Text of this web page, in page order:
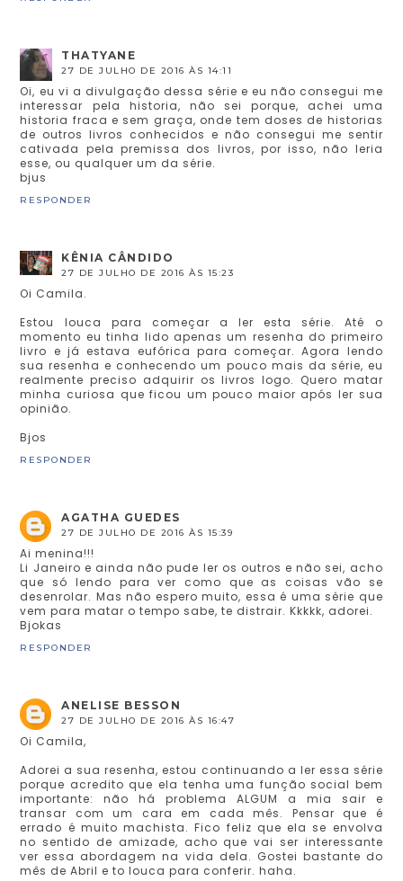
THATYANE
27 DE JULHO DE 2016 ÀS 14:11
Oi, eu vi a divulgação dessa série e eu não consegui me
interessar pela historia, não sei porque, achei uma
historia fraca e sem graça, onde tem doses de historias
de outros livros conhecidos e não consegui me sentir
cativada pela premissa dos livros, por isso, não leria
esse, ou qualquer um da série.
bjus
RESPONDER
KÊNIA CÂNDIDO
27 DE JULHO DE 2016 ÀS 15:23
Oi Camila.
Estou louca para começar a ler esta série. Até o
momento eu tinha lido apenas um resenha do primeiro
livro e já estava eufórica para começar. Agora lendo
sua resenha e conhecendo um pouco mais da série, eu
realmente preciso adquirir os livros logo. Quero matar
minha curiosa que ficou um pouco maior após ler sua
opinião.
Bjos
RESPONDER
AGATHA GUEDES
27 DE JULHO DE 2016 ÀS 15:39
Ai menina!!!
Li Janeiro e ainda não pude ler os outros e não sei, acho
que só lendo para ver como que as coisas vão se
desenrolar. Mas não espero muito, essa é uma série que
vem para matar o tempo sabe, te distrair. Kkkkk, adorei.
Bjokas
RESPONDER
ANELISE BESSON
27 DE JULHO DE 2016 ÀS 16:47
Oi Camila,
Adorei a sua resenha, estou continuando a ler essa série
porque acredito que ela tenha uma função social bem
importante: não há problema ALGUM a mia sair e
transar com um cara em cada mês. Pensar que é
errado é muito machista. Fico feliz que ela se envolva
no sentido de amizade, acho que vai ser interessante
ver essa abordagem na vida dela. Gostei bastante do
mês de Abril e to louca para conferir. haha.